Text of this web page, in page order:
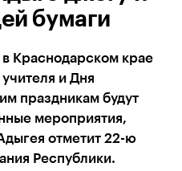
бумаги
Краснодарском крае
и Дня
праздникам будут
мероприятия,
отметит 22-ю
Республики.